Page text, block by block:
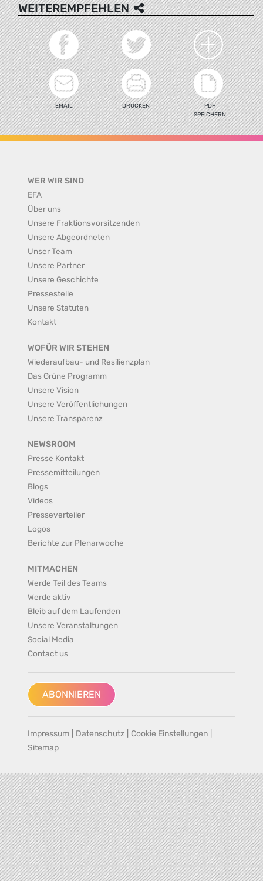
WEITEREMPFEHLEN
EMAIL DRUCKEN
PDF
SPEICHERN
WER WIR SIND
EFA
Über uns
Unsere Fraktionsvorsitzenden
Unsere Abgeordneten
Unser Team
Unsere Partner
Unsere Geschichte
Pressestelle
Unsere Statuten
Kontakt
WOFÜR WIR STEHEN
Wiederaufbau- und Resilienzplan
Das Grüne Programm
Unsere Vision
Unsere Veröffentlichungen
Unsere Transparenz
NEWSROOM
Presse Kontakt
Pressemitteilungen
Blogs
Videos
Presseverteiler
Logos
Berichte zur Plenarwoche
MITMACHEN
Werde Teil des Teams
Werde aktiv
Bleib auf dem Laufenden
Unsere Veranstaltungen
Social Media
Contact us
ABONNIEREN
Impressum Datenschutz Cookie Einstellungen
Sitemap